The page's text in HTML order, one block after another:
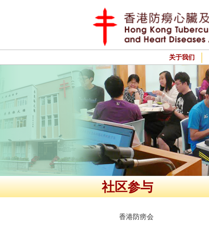
关于我们
社区参与
香港防痨会